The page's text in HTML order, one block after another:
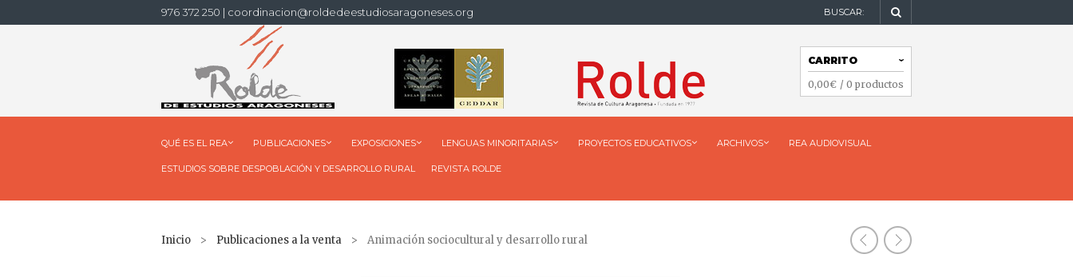
976 372 250 | coordinacion@roldedeestudiosaragoneses.org BUSCAR:
NAVEGACIÓN
CARRITO
0,00€ / 0 productos
QUÉ ES EL REA PUBLICACIONES EXPOSICIONES LENGUAS MINORITARIAS PROYECTOS EDUCATIVOS ARCHIVOS REA AUDIOVISUAL
ESTUDIOS SOBRE DESPOBLACIÓN Y DESARROLLO RURAL REVISTA ROLDE
Inicio > Publicaciones a la venta > Animación sociocultural y desarrollo rural